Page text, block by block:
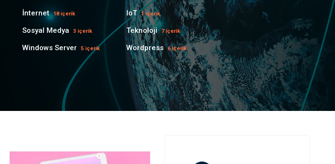
İnternet 18 içerik IoT 1 içerik
Sosyal Medya 3 içerik Teknoloji 7 içerik
Windows Server 5 içerik Wordpress 6 içerik